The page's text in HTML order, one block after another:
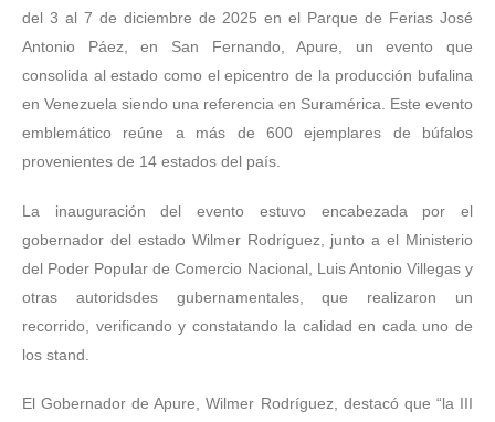
del 3 al 7 de diciembre de 2025 en el Parque de Ferias José
Antonio Páez, en San Fernando, Apure, un evento que
consolida al estado como el epicentro de la producción bufalina
en Venezuela siendo una referencia en Suramérica. Este evento
emblemático reúne a más de 600 ejemplares de búfalos
provenientes de 14 estados del país.
La inauguración del evento estuvo encabezada por el
gobernador del estado Wilmer Rodríguez, junto a el Ministerio
del Poder Popular de Comercio Nacional, Luis Antonio Villegas y
otras autoridsdes gubernamentales, que realizaron un
recorrido, verificando y constatando la calidad en cada uno de
los stand.
El Gobernador de Apure, Wilmer Rodríguez, destacó que “la III